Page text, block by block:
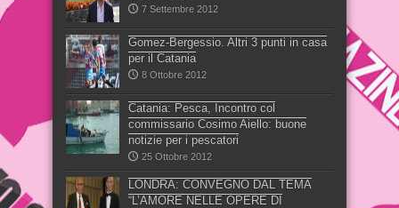
7 Settembre 2012
Gomez-Bergessio. Altri 3 punti in casa
per il Catania
8 Ottobre 2012
Catania: Pesca, Incontro col
commissario Cosimo Aiello: buone
notizie per i pescatori
25 Ottobre 2012
LONDRA: CONVEGNO DAL TEMA
“L’AMORE NELLE OPERE DI